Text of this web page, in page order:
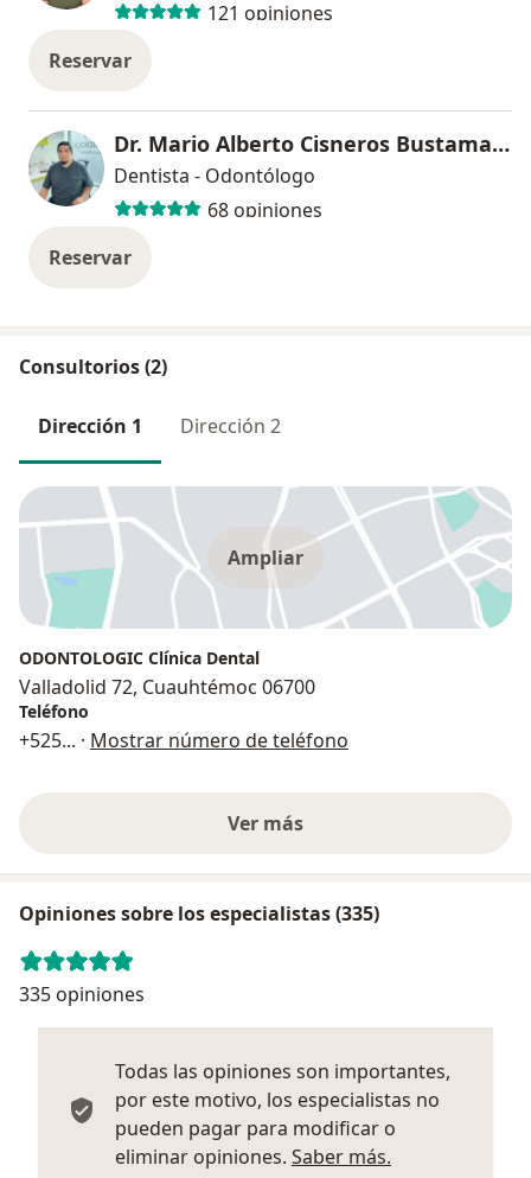
121 opiniones
Reservar
Dr. Mario Alberto Cisneros Bustamante
Dentista - Odontólogo
68 opiniones
Reservar
Consultorios (2)
Dirección 1 Dirección 2
Ampliar
ODONTOLOGIC Clínica Dental
Valladolid 72, Cuauhtémoc 06700
Teléfono
+525... · Mostrar número de teléfono
Ver más
Opiniones sobre los especialistas (335)
335 opiniones
Todas las opiniones son importantes,
por este motivo, los especialistas no
pueden pagar para modificar o
eliminar opiniones. Saber más.